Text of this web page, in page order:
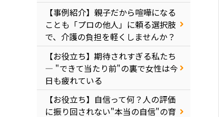
【事例紹介】親子だから喧嘩になる
ことも「プロの他人」に頼る選択肢
で、介護の負担を軽くしませんか？
【お役立ち】期待されすぎる私たち
― "できて当たり前"の裏で女性は今
日も疲れている
【お役立ち】自信って何？人の評価
に振り回されない"本当の自信"の育